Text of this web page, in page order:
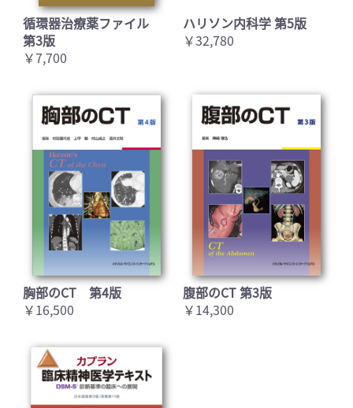
循環器治療薬ファイル
第3版
￥7,700
ハリソン内科学 第5版
￥32,780
胸部のCT 第4版
￥16,500
腹部のCT 第3版
￥14,300